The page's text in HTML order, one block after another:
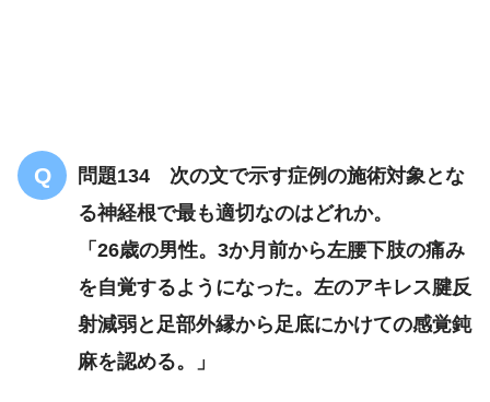
腱鞘炎
問題134 次の文で示す症例の施術対象とな
る神経根で最も適切なのはどれか。
「26歳の男性。3か月前から左腰下肢の痛み
を自覚するようになった。左のアキレス腱反
射減弱と足部外縁から足底にかけての感覚鈍
麻を認める。」